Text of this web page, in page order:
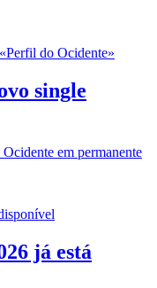
single
em permanente
já está